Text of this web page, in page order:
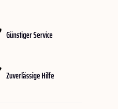
Günstiger Service
Zuverlässige Hilfe